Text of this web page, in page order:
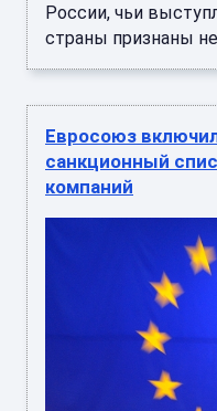
России, чьи
страны признаны
Евросоюз
санкционный
компаний